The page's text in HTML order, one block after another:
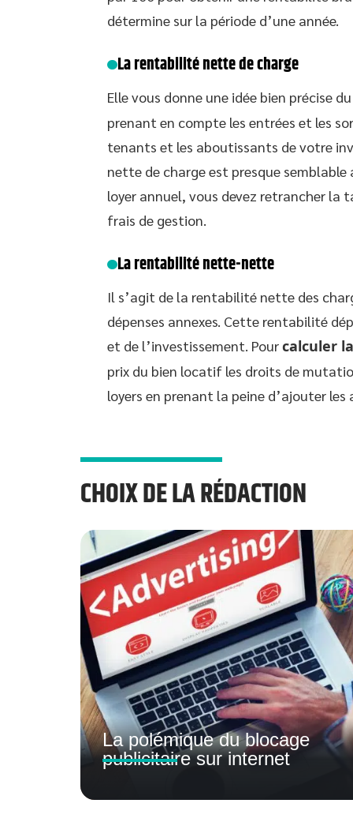
détermine sur la période d’une année.
La rentabilité nette de charge
Elle vous donne une idée bien précise du
prenant en compte les entrées et les
tenants et les aboutissants de votre
nette de charge est presque
loyer annuel, vous devez retrancher la
frais de gestion.
La rentabilité nette-nette
Il s’agit de la rentabilité nette des
dépenses annexes. Cette rentabilité
et de l’investissement. Pourcalculer
prix du bien locatif les droits de
loyers en prenant la peine d’ajouter
CHOIX DE LA RÉDACTION
La polémique du blocage
publicitaire sur internet